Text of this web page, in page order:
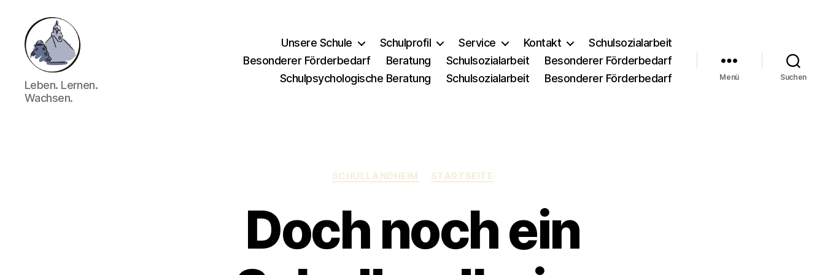
Gymnasium
Hechingen
Leben. Lernen.
Wachsen.
Unsere Schule Schulprofil Service Kontakt
Schulsozialarbeit
Besonderer Förderbedarf
Beratung Schulsozialarbeit
Besonderer Förderbedarf
Schulpsychologische Beratung
Schulsozialarbeit Besonderer Förderbedarf Menü Suchen
Kategorien
SCHULLANDHEIM STARTSEITE
Doch noch ein